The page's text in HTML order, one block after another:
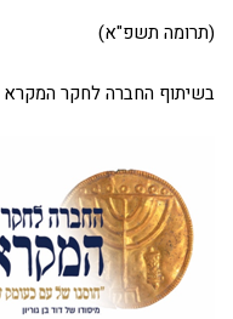
(תרומה תשפ"א)
בשיתוף החברה לחקר המקרא